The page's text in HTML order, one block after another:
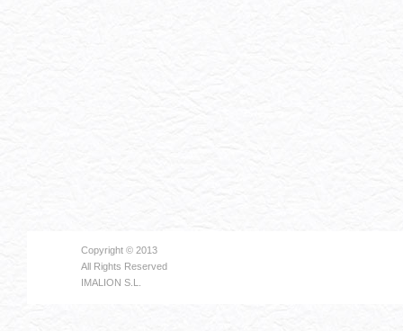
Copyright © 2013
All Rights Reserved
IMALION S.L.